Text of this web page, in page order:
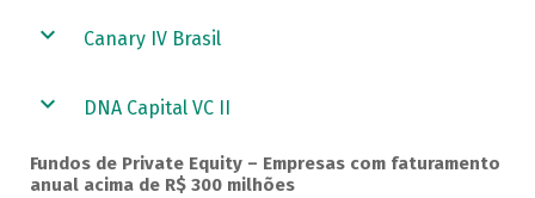
Canary IV Brasil
DNA Capital VC II
Fundos de Private Equity – Empresas com faturamento
anual acima de R$ 300 milhões